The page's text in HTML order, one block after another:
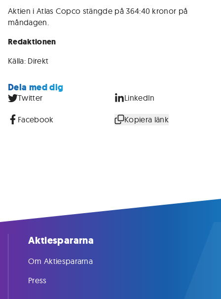
Aktien i Atlas Copco stängde på 364:40 kronor på
måndagen.
Redaktionen
Källa: Direkt
Dela med dig
Twitter LinkedIn
Facebook Kopiera länk
Aktiespararna
Om Aktiespararna
Press